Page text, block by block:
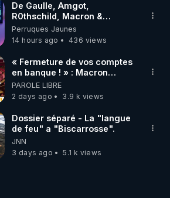
De Gaulle, Amgot,
R0thschild, Macron &
Pompidou… Macron Claude
Janvier, GPTV, 18 X 2024
Perruques Jaunes
14 hours ago
436 views
« Fermeture de vos comptes
en banque ! » : Macron
impose une loi folle !
PAROLE LIBRE
2 days ago
3.9 k views
Dossier séparé - La "langue
de feu" a "Biscarrosse".
JNN
3 days ago
5.1 k views